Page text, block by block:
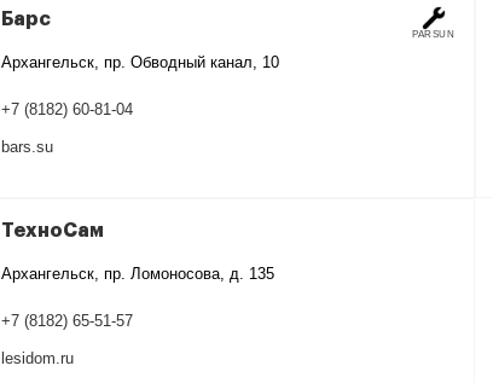
Барс
Архангельск, пр. Обводный канал, 10
+7 (8182) 60-81-04
bars.su
PARSUN
ТехноСам
Архангельск, пр. Ломоносова, д. 135
+7 (8182) 65-51-57
lesidom.ru